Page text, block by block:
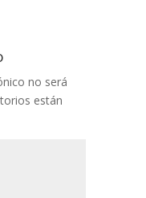
no será
están